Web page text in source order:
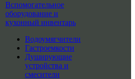
Вспомогательное
оборудование и
кухонный инвентарь
Водоумягчители
Гастроемкости
Душирующие
устройства и
смесители